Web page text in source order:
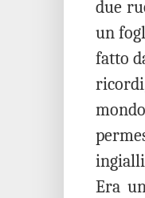
due
un
fatto
Era